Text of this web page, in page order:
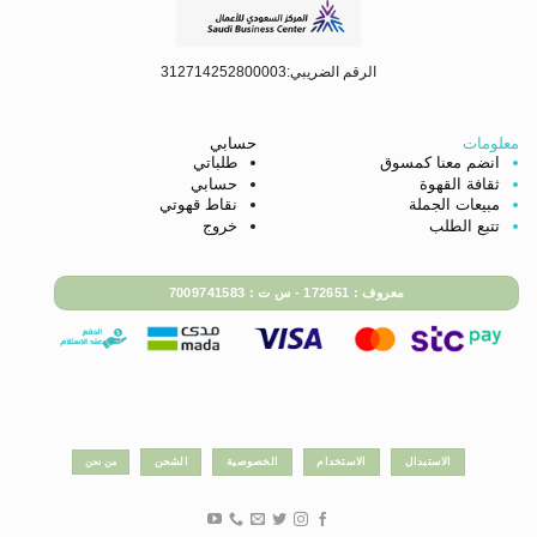
الرقم الضريبي:312714252800003
معلومات
انضم معنا كمسوق
ثقافة القهوة
مبيعات الجملة
تتبع الطلب
حسابي
طلباتي
حسابي
نقاط قهوتي
خروج
معروف : 172651 - س ت : 7009741583
الاستبدال الاستخدام الخصوصية الشحن من نحن